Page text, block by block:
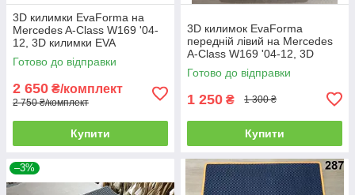
3D килимки EvaForma на
Mercedes A-Class W169 '04-
12, 3D килимки EVA
Готово до відправки
2 650 ₴/комплект
2 750 ₴/комплект
Купити
3D килимок EvaForma
передній лівий на Mercedes
A-Class W169 '04-12, 3D
килимки EVA
Готово до відправки
1 250 ₴ 1 300 ₴
Купити
–3%